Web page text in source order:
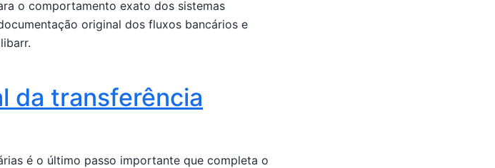
o comportamento exato dos sistemas
original dos fluxos bancários e
da transferência
é o último passo importante que completa o